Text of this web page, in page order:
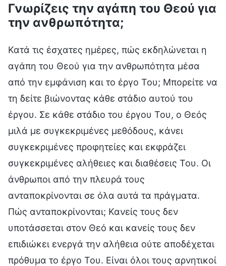
Γνωρίζεις την αγάπη του Θεού για
την ανθρωπότητα;
Κατά τις έσχατες ημέρες, πώς εκδηλώνεται η
αγάπη του Θεού για την ανθρωπότητα μέσα
από την εμφάνιση και το έργο Του; Μπορείτε να
τη δείτε βιώνοντας κάθε στάδιο αυτού του
έργου. Σε κάθε στάδιο του έργου Του, ο Θεός
μιλά με συγκεκριμένες μεθόδους, κάνει
συγκεκριμένες προφητείες και εκφράζει
συγκεκριμένες αλήθειες και διαθέσεις Του. Οι
άνθρωποι από την πλευρά τους
ανταποκρίνονται σε όλα αυτά τα πράγματα.
Πώς ανταποκρίνονται; Κανείς τους δεν
υποτάσσεται στον Θεό και κανείς τους δεν
επιδιώκει ενεργά την αλήθεια ούτε αποδέχεται
πρόθυμα το έργο Του. Είναι όλοι τους αρνητικοί